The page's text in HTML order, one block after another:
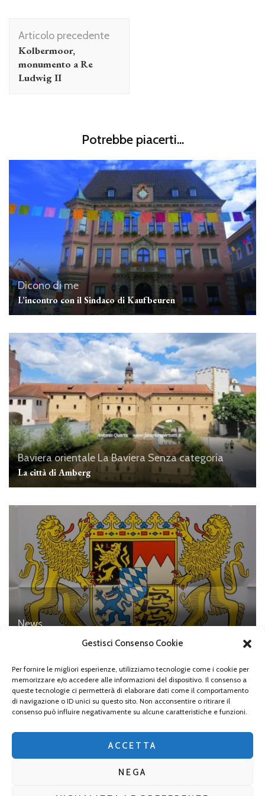
Gestisci Consenso Cookie
Per fornire le migliori esperienze, utilizziamo tecnologie come i cookie per
memorizzare e/o accedere alle informazioni del dispositivo. Il consenso a
queste tecnologie ci permetterà di elaborare dati come il comportamento
di navigazione o ID unici su questo sito. Non acconsentire o ritirare il
consenso può influire negativamente su alcune caratteristiche e funzioni.
ACCETTA
NEGA
Navigazione
articolo
Articolo precedente
Kolbermoor,
monumento a Re
Ludwig II
Potrebbe piacerti...
Dicono di me
L’incontro con il Sindaco di Kaufbeuren
Baviera orientale La Baviera Senza categoria
La città di Amberg
News
Lo stemma dello “Stato libero di Baviera”
Lascia un commento
per inviare un commento.